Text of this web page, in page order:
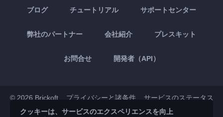
ブログ チュートリアル サポートセンター
弊社のパートナー 会社紹介 プレスキット
お問合せ 開発者（API）
© 2026 Brickoft プライバシーと諸条件
サービスのステータス
クッキーは、サービスのエクスペリエンスを向上